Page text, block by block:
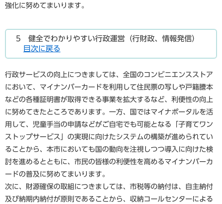
強化に努めてまいります。
5 健全でわかりやすい行政運営（行財政、情報発信）
目次に戻る
行政サービスの向上につきましては、全国のコンビニエンスストア
において、マイナンバーカードを利用して住民票の写しや戸籍謄本
などの各種証明書が取得できる事業を拡大するなど、利便性の向上
に努めてきたところであります。一方、国ではマイナポータルを活
用して、児童手当の申請などがご自宅でも可能となる「子育てワン
ストップサービス」の実現に向けたシステムの構築が進められてい
ることから、本市においても国の動向を注視しつつ導入に向けた検
討を進めるとともに、市民の皆様の利便性を高めるマイナンバーカ
ードの普及に努めてまいります。
次に、財源確保の取組につきましては、市税等の納付は、自主納付
及び納期内納付が原則であることから、収納コールセンターによる